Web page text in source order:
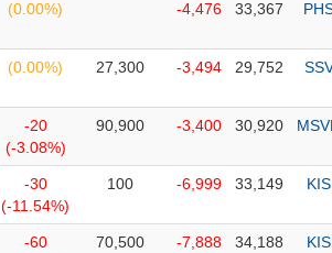
(0.00%) -4,476 33,367
(0.00%) 27,300 -3,494 29,752
-20
(-3.08%)
90,900 -3,400 30,920
-30
(-11.54%)
100 -6,999 33,149 KIS
-60
70,500 -7,888 34,188 KIS